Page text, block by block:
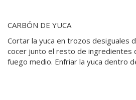
CARBÓN DE YUCA
Cortar la yuca en trozos desiguales
cocer junto el resto de ingredientes
fuego medio. Enfriar la yuca dentro